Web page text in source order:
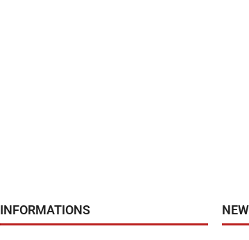
INFORMATIONS